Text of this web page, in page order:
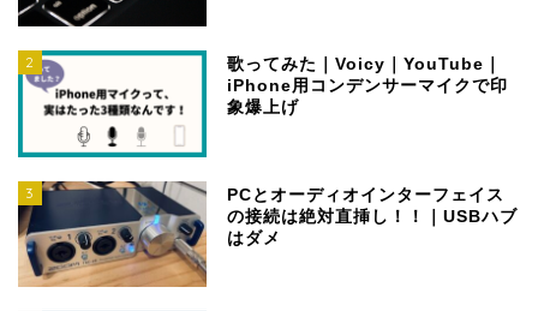
2
歌ってみた｜Voicy｜YouTube｜
iPhone用コンデンサーマイクで印
象爆上げ
3
PCとオーディオインターフェイス
の接続は絶対直挿し！！｜USBハブ
はダメ